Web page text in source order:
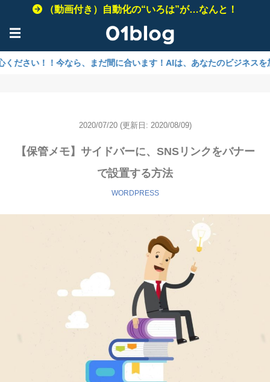
（動画付き）自動化の“いろは”が…なんと！
☰
ら、まだ間に合います！AIは、あなたのビジネスを加速させるた
2020/07/20 (更新日: 2020/08/09)
【保管メモ】サイドバーに、SNSリンクをバナー
で設置する方法
WORDPRESS